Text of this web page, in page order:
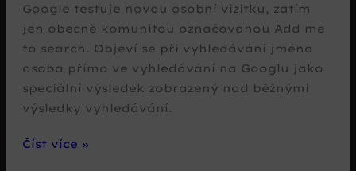
Google testuje novou osobní vizitku, zatím
jen obecně komunitou označovanou Add me
to search. Objeví se při vyhledávání jména
osoba přímo ve vyhledávání na Googlu jako
speciální výsledek zobrazený nad běžnými
výsledky vyhledávání.
Add
Číst více »